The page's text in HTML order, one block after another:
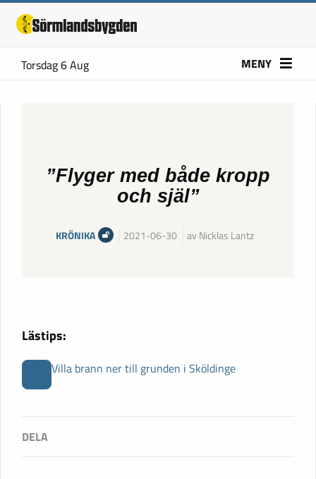
Torsdag 6 Aug MENY
”Flyger med både kropp
och själ”
KRÖNIKA 2021-06-30 av Nicklas Lantz
Lästips:
Villa brann ner till grunden i Sköldinge